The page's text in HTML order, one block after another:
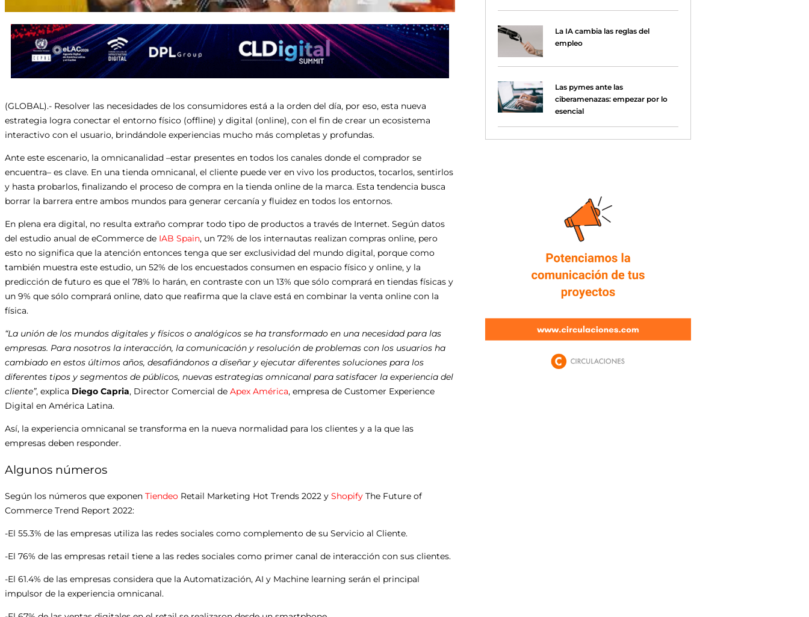
(GLOBAL).- Resolver las necesidades de los consumidores está a la orden del día, por eso, esta nueva
estrategia logra conectar el entorno físico (offline) y digital (online), con el fin de crear un ecosistema
interactivo con el usuario, brindándole experiencias mucho más completas y profundas.
Ante este escenario, la omnicanalidad –estar presentes en todos los canales donde el comprador se
encuentra– es clave. En una tienda omnicanal, el cliente puede ver en vivo los productos, tocarlos, sentirlos
y hasta probarlos, finalizando el proceso de compra en la tienda online de la marca. Esta tendencia busca
borrar la barrera entre ambos mundos para generar cercanía y fluidez en todos los entornos.
En plena era digital, no resulta extraño comprar todo tipo de productos a través de Internet. Según datos
del estudio anual de eCommerce de IAB Spain, un 72% de los internautas realizan compras online, pero
esto no significa que la atención entonces tenga que ser exclusividad del mundo digital, porque como
también muestra este estudio, un 52% de los encuestados consumen en espacio físico y online, y la
predicción de futuro es que el 78% lo harán, en contraste con un 13% que sólo comprará en tiendas físicas y
un 9% que sólo comprará online, dato que reafirma que la clave está en combinar la venta online con la
física.
“La unión de los mundos digitales y físicos o analógicos se ha transformado en una necesidad para las
empresas. Para nosotros la interacción, la comunicación y resolución de problemas con los usuarios ha
cambiado en estos últimos años, desafiándonos a diseñar y ejecutar diferentes soluciones para los
diferentes tipos y segmentos de públicos, nuevas estrategias omnicanal para satisfacer la experiencia del
cliente”, explica Diego Capria, Director Comercial de Apex América, empresa de Customer Experience
Digital en América Latina.
Así, la experiencia omnicanal se transforma en la nueva normalidad para los clientes y a la que las
empresas deben responder.
Algunos números
Según los números que exponen Tiendeo Retail Marketing Hot Trends 2022 y Shopify The Future of
Commerce Trend Report 2022:
-El 55.3% de las empresas utiliza las redes sociales como complemento de su Servicio al Cliente.
-El 76% de las empresas retail tiene a las redes sociales como primer canal de interacción con sus clientes.
-El 61.4% de las empresas considera que la Automatización, AI y Machine learning serán el principal
impulsor de la experiencia omnicanal.
La IA cambia las reglas del
empleo
Las pymes ante las
ciberamenazas: empezar por lo
esencial